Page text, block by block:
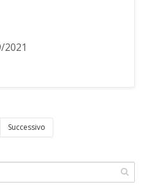
Successivo